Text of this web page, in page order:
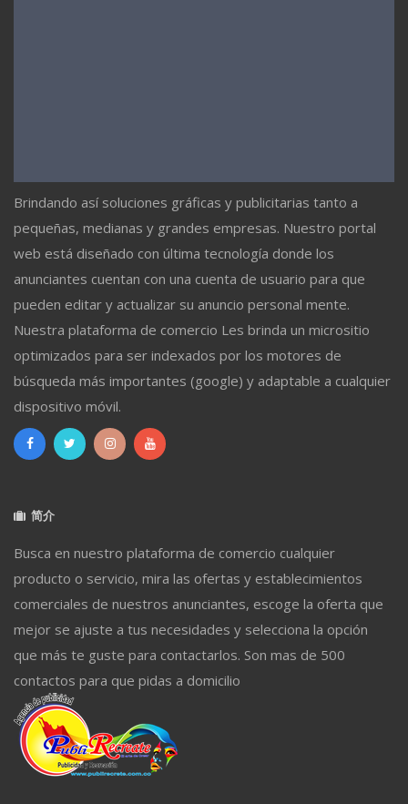
Brindando así soluciones gráficas y publicitarias tanto a
pequeñas, medianas y grandes empresas. Nuestro portal
web está diseñado con última tecnología donde los
anunciantes cuentan con una cuenta de usuario para que
pueden editar y actualizar su anuncio personal mente.
Nuestra plataforma de comercio Les brinda un micrositio
optimizados para ser indexados por los motores de
búsqueda más importantes (google) y adaptable a cualquier
dispositivo móvil.
简介
Busca en nuestro plataforma de comercio cualquier
producto o servicio, mira las ofertas y establecimientos
comerciales de nuestros anunciantes, escoge la oferta que
mejor se ajuste a tus necesidades y selecciona la opción
que más te guste para contactarlos. Son mas de 500
contactos para que pidas a domicilio